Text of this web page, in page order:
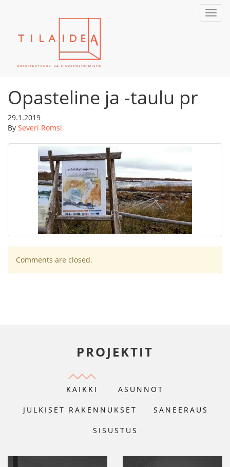
Opasteline ja -taulu pr
29.1.2019
By Severi Romsi
Comments are closed.
PROJEKTIT
KAIKKI ASUNNOT
JULKISET RAKENNUKSET SANEERAUS
SISUSTUS